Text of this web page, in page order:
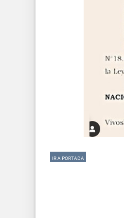
IR A PORTADA